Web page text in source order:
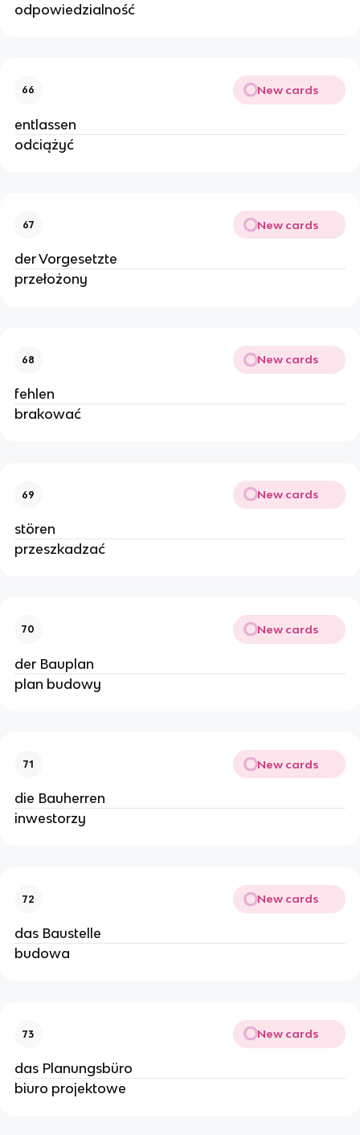
odpowiedzialność
66 New cards
entlassen
odciążyć
67 New cards
der Vorgesetzte
przełożony
68 New cards
fehlen
brakować
69 New cards
stören
przeszkadzać
70 New cards
der Bauplan
plan budowy
71 New cards
die Bauherren
inwestorzy
72 New cards
das Baustelle
budowa
73 New cards
das Planungsbüro
biuro projektowe